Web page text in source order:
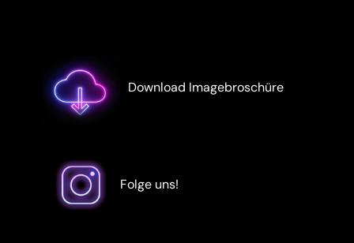
Download Imagebroschüre
Folge uns!